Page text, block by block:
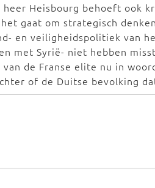
heer Heisbourg behoeft ook
gaat om strategisch
en veiligheidspolitiek van
met Syrië- niet hebben
van de Franse elite nu in
of de Duitse bevolking